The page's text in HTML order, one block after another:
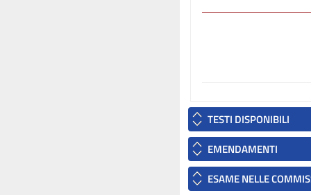
TESTI DISPONIBILI
EMENDAMENTI
ESAME NELLE